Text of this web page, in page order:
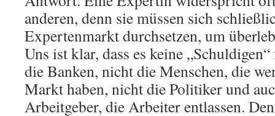
anderen, denn sie müssen sich
Expertenmarkt durchsetzen, um
Uns ist klar, dass es keine
die Banken, nicht die Menschen, die
Markt haben, nicht die Politiker und
Arbeitgeber, die Arbeiter entlassen.